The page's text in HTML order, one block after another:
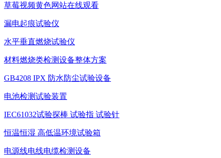
草莓视频黄色网站在线观看
漏电起痕试验仪
水平垂直燃烧试验仪
材料燃烧类检测设备整体方案
GB4208 IPX 防水防尘试验设备
电池检测试验装置
IEC61032试验探棒 试验指 试验针
恒温恒湿 高低温环境试验箱
电源线电线电缆检测设备